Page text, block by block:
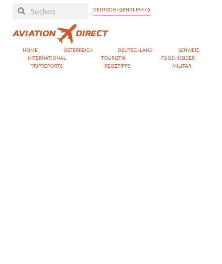
DEUTSCH » ENGLISH »
HOME ÖSTERREICH DEUTSCHLAND
SCHWEIZ
INTERNATIONAL
TOURISTIK
FOOD-INSIDER
TRIPREPORTS
REISETIPPS MILITÄR